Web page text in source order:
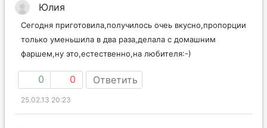
Юлия
Сегодня приготовила,получилось очеь вкусно,пропорции
только уменьшила в два раза,делала с домашним
фаршем,ну это,естественно,на любителя:-)
0 0 Ответить
25.02.13 20:23